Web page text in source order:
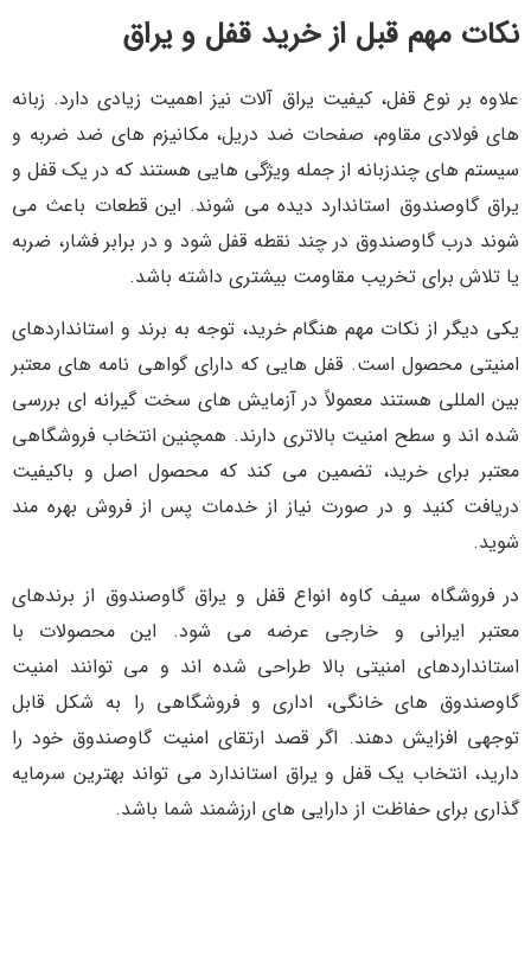
نکات مهم قبل از خرید قفل و یراق
علاوه بر نوع قفل، کیفیت یراق آلات نیز اهمیت زیادی دارد. زبانه
های فولادی مقاوم، صفحات ضد دریل، مکانیزم های ضد ضربه و
سیستم های چندزبانه از جمله ویژگی هایی هستند که در یک قفل و
یراق گاوصندوق استاندارد دیده می شوند. این قطعات باعث می
شوند درب گاوصندوق در چند نقطه قفل شود و در برابر فشار، ضربه
یا تلاش برای تخریب مقاومت بیشتری داشته باشد.
یکی دیگر از نکات مهم هنگام خرید، توجه به برند و استانداردهای
امنیتی محصول است. قفل هایی که دارای گواهی نامه های معتبر
بین المللی هستند معمولاً در آزمایش های سخت گیرانه ای بررسی
شده اند و سطح امنیت بالاتری دارند. همچنین انتخاب فروشگاهی
معتبر برای خرید، تضمین می کند که محصول اصل و باکیفیت
دریافت کنید و در صورت نیاز از خدمات پس از فروش بهره مند
شوید.
در فروشگاه سیف کاوه انواع قفل و یراق گاوصندوق از برندهای
معتبر ایرانی و خارجی عرضه می شود. این محصولات با
استانداردهای امنیتی بالا طراحی شده اند و می توانند امنیت
گاوصندوق های خانگی، اداری و فروشگاهی را به شکل قابل
توجهی افزایش دهند. اگر قصد ارتقای امنیت گاوصندوق خود را
دارید، انتخاب یک قفل و یراق استاندارد می تواند بهترین سرمایه
گذاری برای حفاظت از دارایی های ارزشمند شما باشد.